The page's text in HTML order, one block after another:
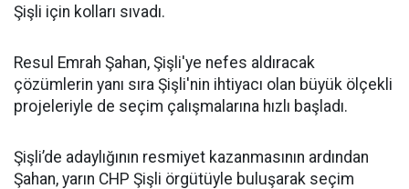
Şişli için kolları sıvadı.
Resul Emrah Şahan, Şişli'ye nefes aldıracak
çözümlerin yanı sıra Şişli'nin ihtiyacı olan büyük ölçekli
projeleriyle de seçim çalışmalarına hızlı başladı.
Şişli’de adaylığının resmiyet kazanmasının ardından
Şahan, yarın CHP Şişli örgütüyle buluşarak seçim